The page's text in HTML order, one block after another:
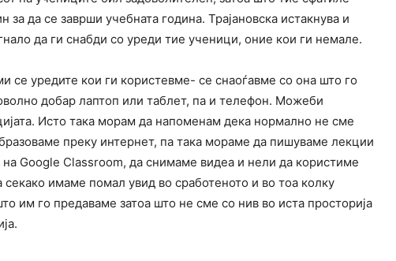
за да се заврши учебната година. Трајановска истакнува и
да ги снабди со уреди тие ученици, оние кои ги немале.
се уредите кои ги користевме- се снаоѓавме со она што го
добар лаптоп или таблет, па и телефон. Можеби
Исто така морам да напоменам дека нормално не сме
преку интернет, па така мораме да пишуваме лекции
Google Classroom, да снимаме видеа и нели да користиме
имаме помал увид во сработеното и во тоа колку
им го предаваме затоа што не сме со нив во иста просторија